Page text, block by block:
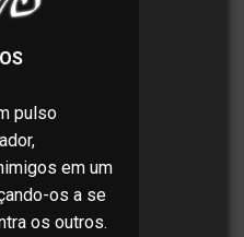
pulso
em um
os a se
os outros.